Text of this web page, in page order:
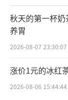
秋天的第一杯
养胃
2026-08-07 23:30:07
涨价1元的冰红
2026-08-06 15:44:44